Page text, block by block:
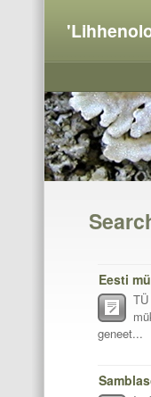
Eesti
geneet...